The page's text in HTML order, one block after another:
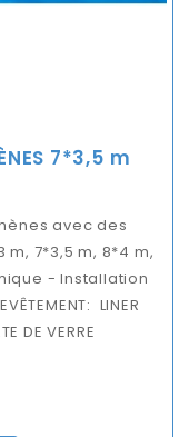
7*3,5 m
avec des
7*3,5 m, 8*4 m,
- Installation
LINER
DE VERRE